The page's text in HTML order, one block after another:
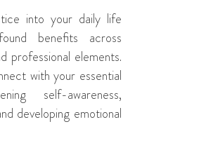
into your daily life
benefits across
professional elements.
with your essential
self-awareness,
developing emotional